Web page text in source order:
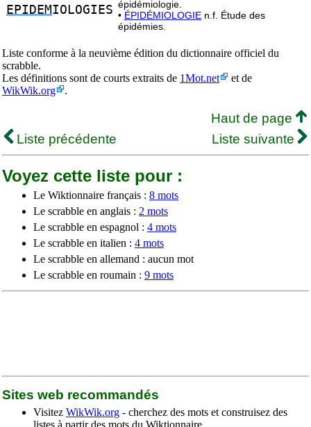
EPIDEMIOLOGIES épidémiologie.
• ÉPIDÉMIOLOGIE n.f. Étude des
épidémies.
Liste conforme à la neuvième édition du dictionnaire officiel du
scrabble.
Les définitions sont de courts extraits de 1Mot.net
et de
WikWik.org
.
Haut de page
Liste précédente
Liste suivante
Voyez cette liste pour :
Le Wiktionnaire français : 8 mots
Le scrabble en anglais : 2 mots
Le scrabble en espagnol : 4 mots
Le scrabble en italien : 4 mots
Le scrabble en allemand : aucun mot
Le scrabble en roumain : 9 mots
Sites web recommandés
Visitez WikWik.org - cherchez des mots et construisez des
listes à partir des mots du Wiktionnaire.